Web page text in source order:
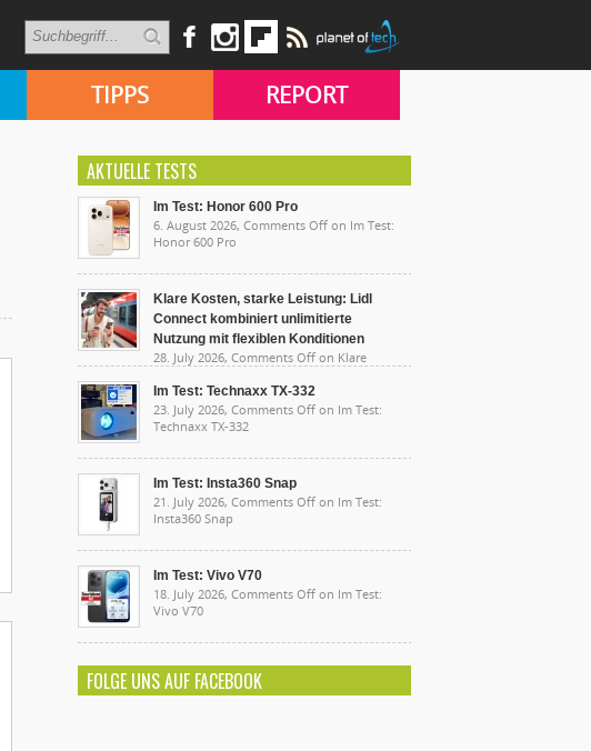
TIPPS REPORT
AKTUELLE TESTS
Im Test: Honor 600 Pro
6. August 2026, Comments Off on Im Test:
Honor 600 Pro
Klare Kosten, starke Leistung: Lidl
Connect kombiniert unlimitierte
Nutzung mit flexiblen Konditionen
28. July 2026, Comments Off on Klare
unlimitierte Nutzung mit flexiblen Konditionen
Im Test: Technaxx TX-332
23. July 2026, Comments Off on Im Test:
Technaxx TX-332
Im Test: Insta360 Snap
21. July 2026, Comments Off on Im Test:
Insta360 Snap
Im Test: Vivo V70
18. July 2026, Comments Off on Im Test:
Vivo V70
FOLGE UNS AUF FACEBOOK